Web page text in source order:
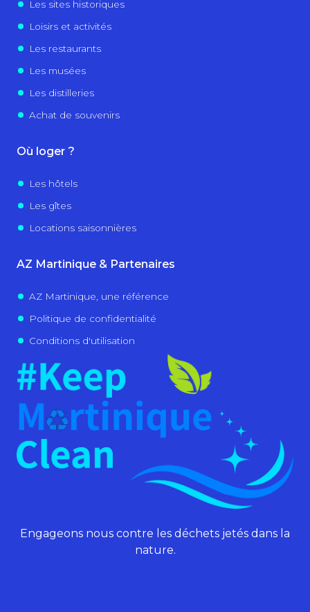
Les sites historiques
Loisirs et activités
Les restaurants
Les musées
Les distilleries
Achat de souvenirs
Où loger ?
Les hôtels
Les gîtes
Locations saisonnières
AZ Martinique & Partenaires
AZ Martinique, une référence
Politique de confidentialité
Conditions d'utilisation
Engageons nous contre les déchets jetés dans la
nature.